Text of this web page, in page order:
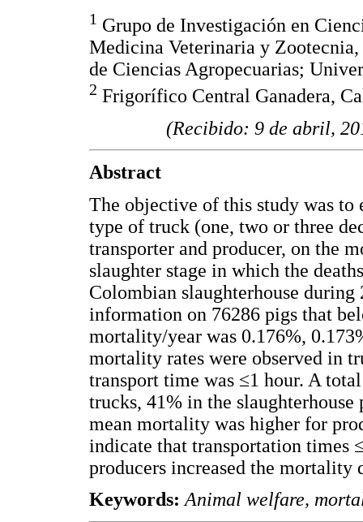
1 Grupo de Investigación en
Medicina Veterinaria y
de Ciencias Agropecuarias;
2 Frigorífico Central Ganadera,
(Recibido: 9 de abril,
Abstract
The objective of this study was
type of truck (one, two or three
transporter and producer, on the
slaughter stage in which the
Colombian slaughterhouse
information on 76286 pigs that
mortality/year was 0.176%,
mortality rates were observed in
transport time was ≤1 hour. A
trucks, 41% in the
mean mortality was higher for
indicate that transportation times
producers increased the
Keywords: Animal welfare,